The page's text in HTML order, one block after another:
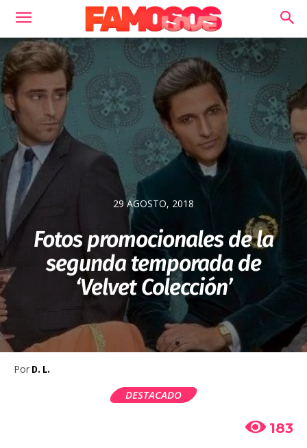
29 AGOSTO, 2018
Fotos promocionales de la
segunda temporada de
‘Velvet Colección’
Por D. L.
DESTACADO
183